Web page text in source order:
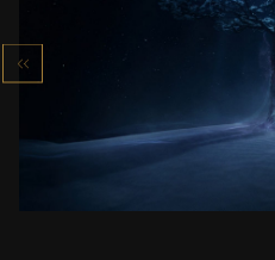
VFX
SPECIAL EFFECTS
SEE